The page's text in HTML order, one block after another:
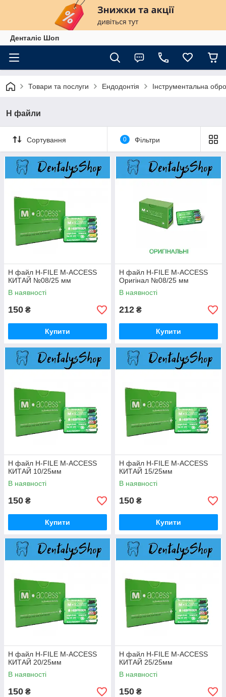
Денталіс Шоп
Товари та послуги Ендодонтія Інструментальна
H файли
Сортування 0 Фільтри
H файл H-FILE M-ACCESS
КИТАЙ №08/25 мм
В наявності
150 ₴
Купити
H файл H-FILE M-ACCESS
Оригінал №08/25 мм
В наявності
212 ₴
Купити
H файл H-FILE M-ACCESS
КИТАЙ 10/25мм
В наявності
150 ₴
Купити
H файл H-FILE M-ACCESS
КИТАЙ 15/25мм
В наявності
150 ₴
Купити
H файл H-FILE M-ACCESS
КИТАЙ 20/25мм
В наявності
150 ₴
H файл H-FILE M-ACCESS
КИТАЙ 25/25мм
В наявності
150 ₴